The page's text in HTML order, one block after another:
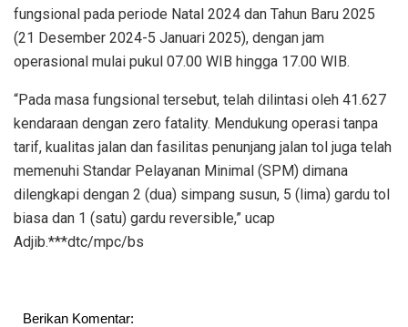
fungsional pada periode Natal 2024 dan Tahun Baru 2025
(21 Desember 2024-5 Januari 2025), dengan jam
operasional mulai pukul 07.00 WIB hingga 17.00 WIB.
“Pada masa fungsional tersebut, telah dilintasi oleh 41.627
kendaraan dengan zero fatality. Mendukung operasi tanpa
tarif, kualitas jalan dan fasilitas penunjang jalan tol juga telah
memenuhi Standar Pelayanan Minimal (SPM) dimana
dilengkapi dengan 2 (dua) simpang susun, 5 (lima) gardu tol
biasa dan 1 (satu) gardu reversible,” ucap
Adjib.***dtc/mpc/bs
Berikan Komentar: